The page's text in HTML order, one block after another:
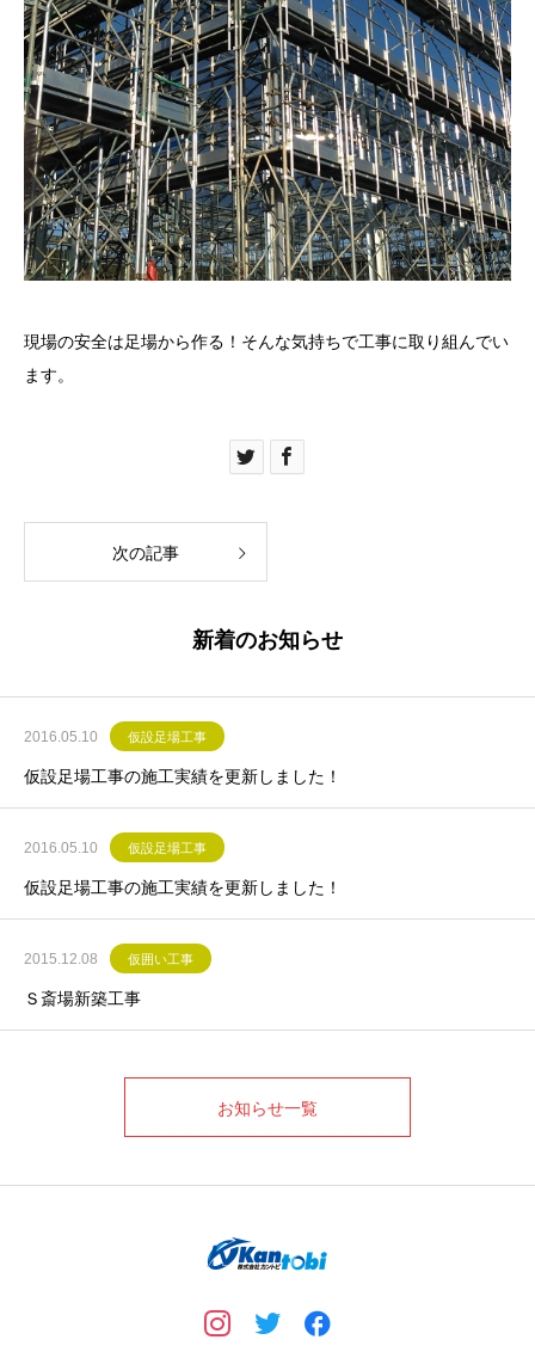
現場の安全は足場から作る！そんな気持ちで工事に取り組んでい
ます。
次の記事
新着のお知らせ
2016.05.10 仮設足場工事
仮設足場工事の施工実績を更新しました！
2016.05.10 仮設足場工事
仮設足場工事の施工実績を更新しました！
2015.12.08 仮囲い工事
Ｓ斎場新築工事
お知らせ一覧